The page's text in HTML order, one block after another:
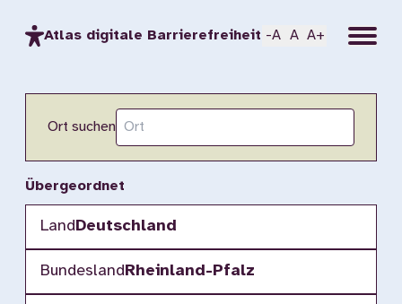
Atlas digitale Barrierefreiheit -A A A+ Menu
Ort suchen
Übergeordnet
LandDeutschland
BundeslandRheinland-Pfalz